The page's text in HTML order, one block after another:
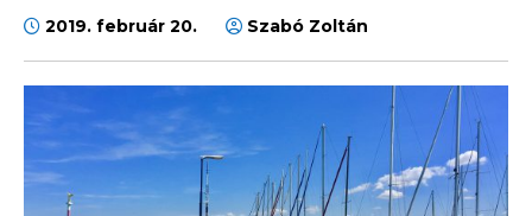
2019. február 20. Szabó Zoltán